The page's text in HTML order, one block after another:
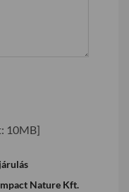
10MB]
Nature Kft.